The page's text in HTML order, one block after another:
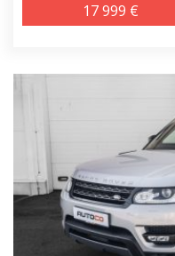
17 999 €